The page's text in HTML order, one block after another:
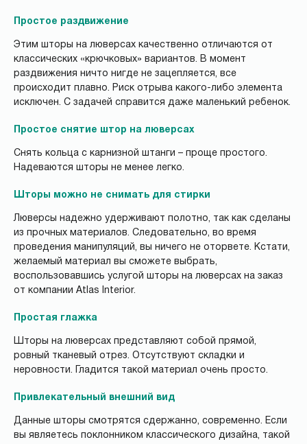
Простое раздвижение
Этим шторы на люверсах качественно отличаются от
классических «крючковых» вариантов. В момент
раздвижения ничто нигде не зацепляется, все
происходит плавно. Риск отрыва какого-либо элемента
исключен. С задачей справится даже маленький ребенок.
Простое снятие штор на люверсах
Снять кольца с карнизной штанги – проще простого.
Надеваются шторы не менее легко.
Шторы можно не снимать для стирки
Люверсы надежно удерживают полотно, так как сделаны
из прочных материалов. Следовательно, во время
проведения манипуляций, вы ничего не оторвете. Кстати,
желаемый материал вы сможете выбрать,
воспользовавшись услугой шторы на люверсах на заказ
от компании Atlas Interior.
Простая глажка
Шторы на люверсах представляют собой прямой,
ровный тканевый отрез. Отсутствуют складки и
неровности. Гладится такой материал очень просто.
Привлекательный внешний вид
Данные шторы смотрятся сдержанно, современно. Если
вы являетесь поклонником классического дизайна, такой